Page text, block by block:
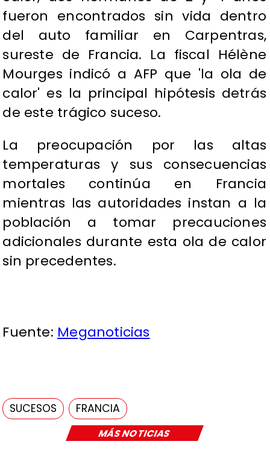
MÁS NOTICIAS
fueron encontrados sin vida dentro
del auto familiar en Carpentras,
sureste de Francia. La fiscal Hélène
Mourges indicó a AFP que 'la ola de
calor' es la principal hipótesis detrás
de este trágico suceso.
La preocupación por las altas
temperaturas y sus consecuencias
mortales continúa en Francia
mientras las autoridades instan a la
población a tomar precauciones
adicionales durante esta ola de calor
sin precedentes.
Fuente: Meganoticias
SUCESOS FRANCIA